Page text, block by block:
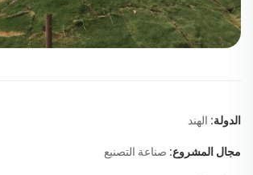
الدولة: الهند
مجال المشروع: صناعة التصنيع